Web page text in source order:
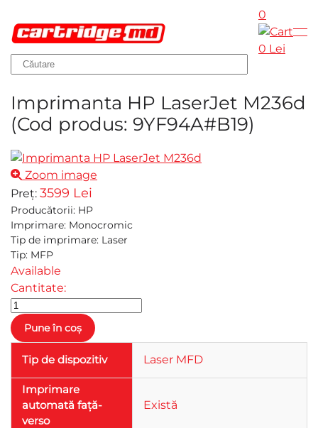
Skip to main content
0
0 Lei
Imprimanta HP LaserJet M236d
(Cod produs: 9YF94A#B19)
Zoom image
Preț: 3599 Lei
Producătorii: HP
Imprimare: Monocromic
Tip de imprimare: Laser
Tip: MFP
Available
Cantitate:
Tip de dispozitiv Laser MFD
Imprimare
automată față-
verso
Există